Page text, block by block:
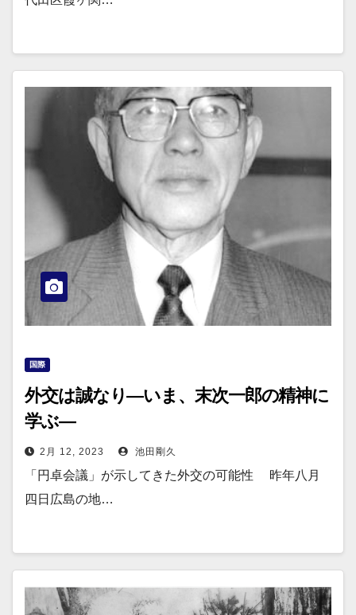
国際
外交は誠なり―いま、末次一郎の精神に
学ぶ―
2月 12, 2023 池田剛久
「円卓会議」が示してきた外交の可能性 昨年八月
四日広島の地…